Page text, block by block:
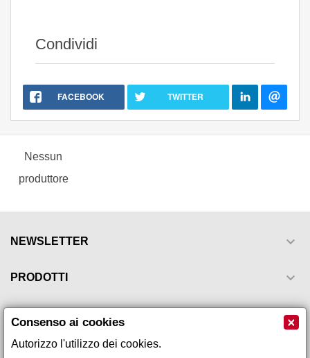
Condividi
FACEBOOK TWITTER
Nessun
produttore
NEWSLETTER 
PRODOTTI 

IL TUO ACCOUNT
Consenso ai cookies ×
Autorizzo l'utilizzo dei cookies.